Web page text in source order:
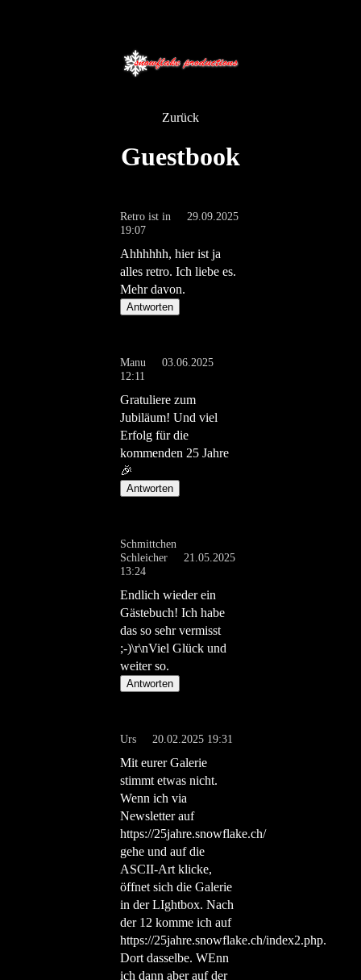
Zurück
Guestbook
Retro ist in
29.09.2025
19:07
Ahhhhhh, hier ist ja
alles retro. Ich liebe es.
Mehr davon.
Antworten
Manu
03.06.2025
12:11
Gratuliere zum
Jubiläum! Und viel
Erfolg für die
kommenden 25 Jahre
🎉
Antworten
Schmittchen
Schleicher
21.05.2025
13:24
Endlich wieder ein
Gästebuch! Ich habe
das so sehr vermisst
;-)\r\nViel Glück und
weiter so.
Antworten
Urs 20.02.2025 19:31
Mit eurer Galerie
stimmt etwas nicht.
Wenn ich via
Newsletter auf
https://25jahre.snowflake.ch/
gehe und auf die
ASCII-Art klicke,
öffnet sich die Galerie
in der LIghtbox. Nach
der 12 komme ich auf
https://25jahre.snowflake.ch/index2.php.
Dort dasselbe. WEnn
ich dann aber auf der